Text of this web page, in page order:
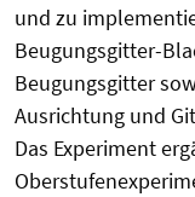
und zu
Beugungsgitter-
Beugungsgitter
Ausrichtung und
Das Experiment